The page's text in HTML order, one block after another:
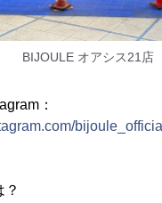
BIJOULE オアシス21店
：